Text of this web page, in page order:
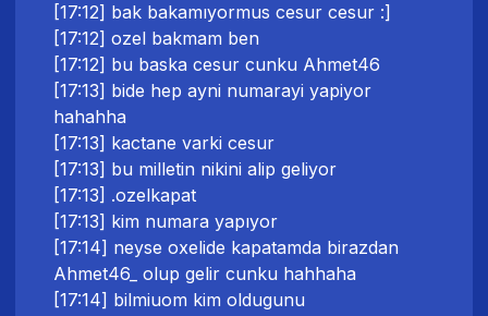
[17:12] bak bakamıyormus cesur cesur :]
[17:12] ozel bakmam ben
[17:12] bu baska cesur cunku Ahmet46
[17:13] bide hep ayni numarayi yapiyor
hahahha
[17:13] kactane varki cesur
[17:13] bu milletin nikini alip geliyor
[17:13] .ozelkapat
[17:13] kim numara yapıyor
[17:14] neyse oxelide kapatamda birazdan
Ahmet46_ olup gelir cunku hahhaha
[17:14] bilmiuom kim oldugunu